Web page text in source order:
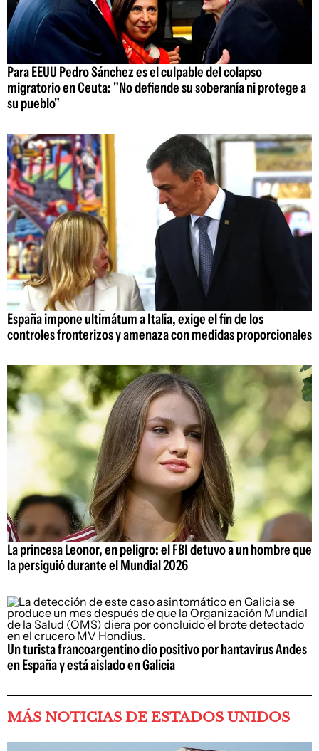
Para EEUU Pedro Sánchez es el culpable del colapso
migratorio en Ceuta: "No defiende su soberanía ni protege a
su pueblo"
España impone ultimátum a Italia, exige el fin de los
controles fronterizos y amenaza con medidas proporcionales
La princesa Leonor, en peligro: el FBI detuvo a un hombre que
la persiguió durante el Mundial 2026
Un turista francoargentino dio positivo por hantavirus Andes
en España y está aislado en Galicia
MÁS NOTICIAS DE ESTADOS UNIDOS